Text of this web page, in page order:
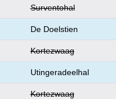
Surventohal
De Doelstien
Kortezwaag
Utingeradeelhal
Kortezwaag